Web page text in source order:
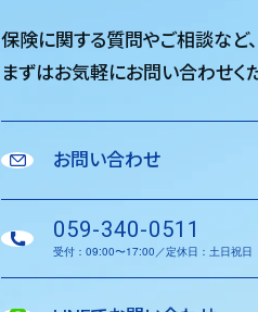
保険に関する質問やご相談など、
まずはお気軽にお問い合わせく
お問い合わせ
059-340-0511
受付：09:00〜17:00／定休日：土日祝日